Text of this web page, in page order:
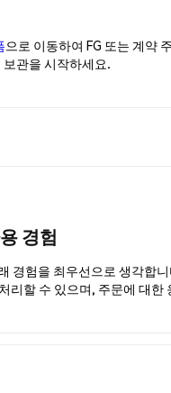
으로 이동하여 FG 또는 계약
관을 시작하세요.
경험
경험을 최우선으로 생각합
리할 수 있으며, 주문에 대한